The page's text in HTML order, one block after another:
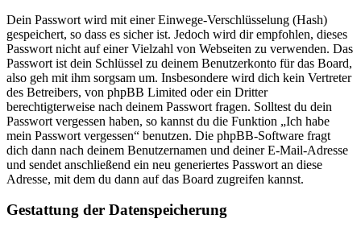
Dein Passwort wird mit einer Einwege-Verschlüsselung (Hash)
gespeichert, so dass es sicher ist. Jedoch wird dir empfohlen, dieses
Passwort nicht auf einer Vielzahl von Webseiten zu verwenden. Das
Passwort ist dein Schlüssel zu deinem Benutzerkonto für das Board,
also geh mit ihm sorgsam um. Insbesondere wird dich kein Vertreter
des Betreibers, von phpBB Limited oder ein Dritter
berechtigterweise nach deinem Passwort fragen. Solltest du dein
Passwort vergessen haben, so kannst du die Funktion „Ich habe
mein Passwort vergessen“ benutzen. Die phpBB-Software fragt
dich dann nach deinem Benutzernamen und deiner E-Mail-Adresse
und sendet anschließend ein neu generiertes Passwort an diese
Adresse, mit dem du dann auf das Board zugreifen kannst.
Gestattung der Datenspeicherung